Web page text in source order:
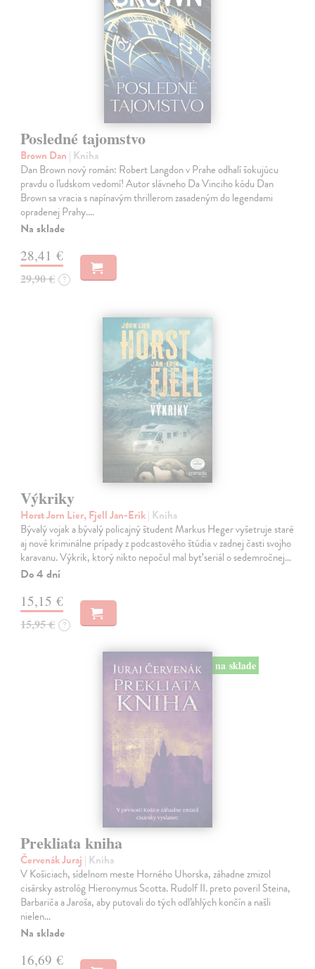
Posledné tajomstvo
Brown Dan | Kniha
Dan Brown nový román: Robert Langdon v Prahe odhalí šokujúcu
pravdu o ľudskom vedomí! Autor slávneho Da Vinciho kódu Dan
Brown sa vracia s napínavým thrillerom zasadeným do legendami
opradenej Prahy.…
Na sklade
28,41 €
29,90 € ?
Výkriky
Horst Jorn Lier, Fjell Jan-Erik| Kniha
Bývalý vojak a bývalý policajný študent Markus Heger vyšetruje staré
aj nové kriminálne prípady z podcastového štúdia v zadnej časti svojho
karavanu. Výkrik, ktorý nikto nepočul mal byť seriál o sedemročnej…
Do 4 dní
15,15 €
15,95 € ?
na sklade
Prekliata kniha
Červenák Juraj | Kniha
V Košiciach, sídelnom meste Horného Uhorska, záhadne zmizol
cisársky astrológ Hieronymus Scotta. Rudolf II. preto poveril Steina,
Barbariča a Jaroša, aby putovali do tých odľahlých končín a našli
nielen…
Na sklade
16,69 €